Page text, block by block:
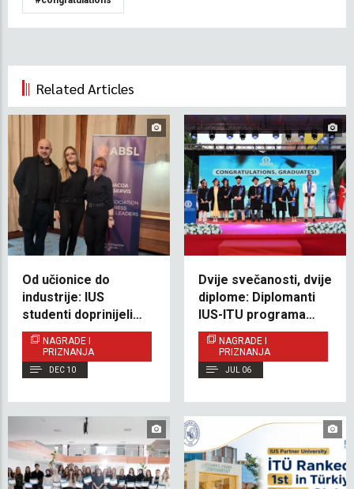
Related Articles
Od učionice do
industrije: IUS
studenti doprinijeli
izradi nacionalnog
poslovnog izvještaja
NAGRADE I
PRIZNANJA
DEC 10
Dvije svečanosti, dvije
diplome: Diplomanti
IUS-ITU programa
proslavili uspjeh u
Sarajevu i Istanbulu
NAGRADE I
PRIZNANJA
JUL 06